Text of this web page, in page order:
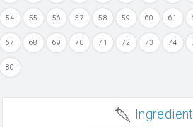
54 55 56 57 58 59 60 61
67 68 69 70 71 72 73 74
80